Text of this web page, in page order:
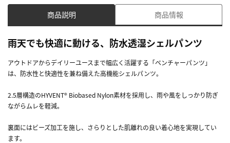
商品説明 商品情報
雨天でも快適に動ける、防水透湿シェルパンツ
アウトドアからデイリーユースまで幅広く活躍する「ベンチャーパンツ」
は、防水性と快適性を兼ね備えた高機能シェルパンツ。
2.5層構造のHYVENT® Biobased Nylon素材を採用し、雨や風をしっかり防ぎ
ながらムレを軽減。
裏面にはビーズ加工を施し、さらりとした肌離れの良い着心地を実現してい
ます。